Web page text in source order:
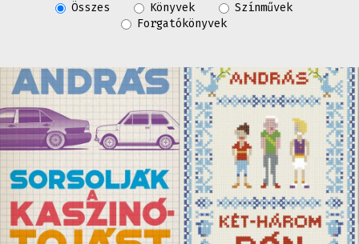
Összes Könyvek
Színművek
Forgatókönyvek